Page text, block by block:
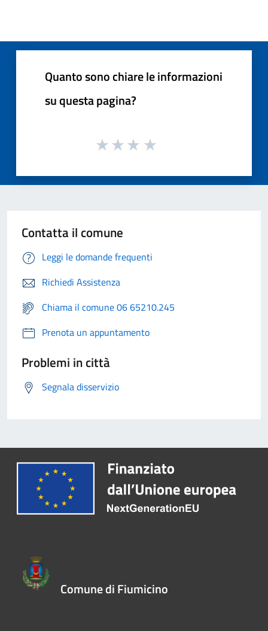
Quanto sono chiare le informazioni
su questa pagina?
Contatta il comune
Leggi le domande frequenti
Richiedi Assistenza
Chiama il comune 06 65210.245
Prenota un appuntamento
Problemi in città
Segnala disservizio
Comune di Fiumicino